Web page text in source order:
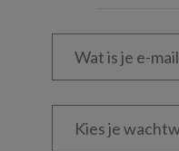
Wat
Kies